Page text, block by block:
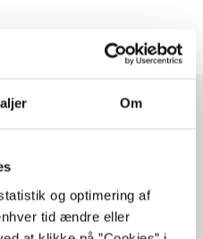
Om
og optimering af
tid ændre eller